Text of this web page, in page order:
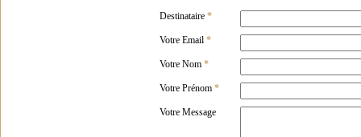
Destinataire *
Votre Email *
Votre Nom *
Votre Prénom *
Votre Message